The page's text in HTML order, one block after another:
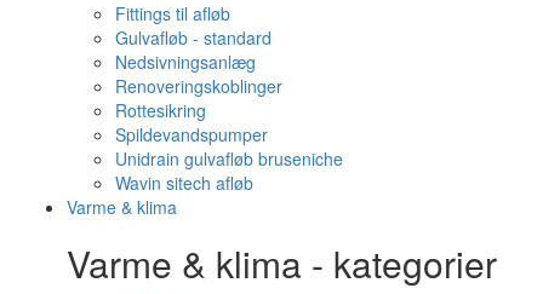
Fittings til afløb
Gulvafløb - standard
Nedsivningsanlæg
Renoveringskoblinger
Rottesikring
Spildevandspumper
Unidrain gulvafløb bruseniche
Wavin sitech afløb
Varme & klima
Varme & klima - kategorier